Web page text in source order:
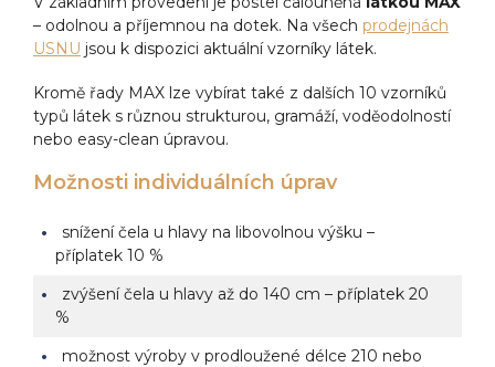
– odolnou a příjemnou na dotek. Na všech prodejnách
USNU jsou k dispozici aktuální vzorníky látek.
Kromě řady MAX lze vybírat také z dalších 10 vzorníků
typů látek s různou strukturou, gramáží, voděodolností
nebo easy-clean úpravou.
Možnosti individuálních úprav
snížení čela u hlavy na libovolnou výšku –
příplatek 10 %
zvýšení čela u hlavy až do 140 cm – příplatek 20
%
možnost výroby v prodloužené délce 210 nebo